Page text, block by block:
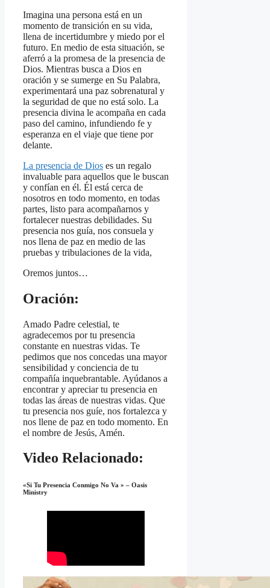
Imagina una persona está en un
momento de transición en su vida,
llena de incertidumbre y miedo por el
futuro. En medio de esta situación, se
aferró a la promesa de la presencia de
Dios. Mientras busca a Dios en
oración y se sumerge en Su Palabra,
experimentará una paz sobrenatural y
la seguridad de que no está solo. La
presencia divina le acompaña en cada
paso del camino, infundiendo fe y
esperanza en el viaje que tiene por
delante.
La presencia de Dios es un regalo
invaluable para aquellos que le buscan
y confían en él. Él está cerca de
nosotros en todo momento, en todas
partes, listo para acompañarnos y
fortalecer nuestras debilidades. Su
presencia nos guía, nos consuela y
nos llena de paz en medio de las
pruebas y tribulaciones de la vida,
Oremos juntos…
Oración:
Amado Padre celestial, te
agradecemos por tu presencia
constante en nuestras vidas. Te
pedimos que nos concedas una mayor
sensibilidad y conciencia de tu
compañía inquebrantable. Ayúdanos a
encontrar y apreciar tu presencia en
todas las áreas de nuestras vidas. Que
tu presencia nos guíe, nos fortalezca y
nos llene de paz en todo momento. En
el nombre de Jesús, Amén.
Video Relacionado:
«Si Tu Presencia Conmigo No Va » – Oasis
Ministry